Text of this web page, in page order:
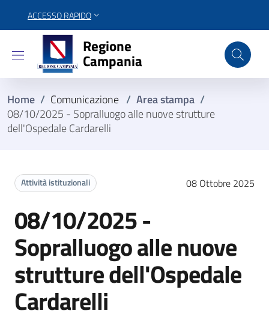
ACCESSO RAPIDO
Regione Campania
Regione
Campania
Home / Comunicazione / Area stampa /
08/10/2025 - Sopralluogo alle nuove strutture
dell'Ospedale Cardarelli
Attività istituzionali 08 Ottobre 2025
08/10/2025 -
Sopralluogo alle nuove
strutture dell'Ospedale
Cardarelli